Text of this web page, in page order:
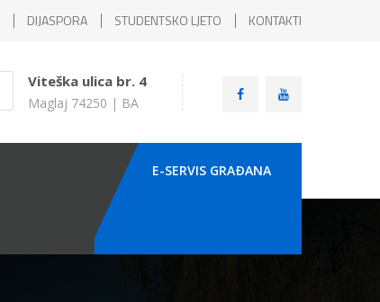
DIJASPORA STUDENTSKO LJETO KONTAKTI
Viteška ulica br. 4
Maglaj 74250 | BA
E-SERVIS GRAÐANA